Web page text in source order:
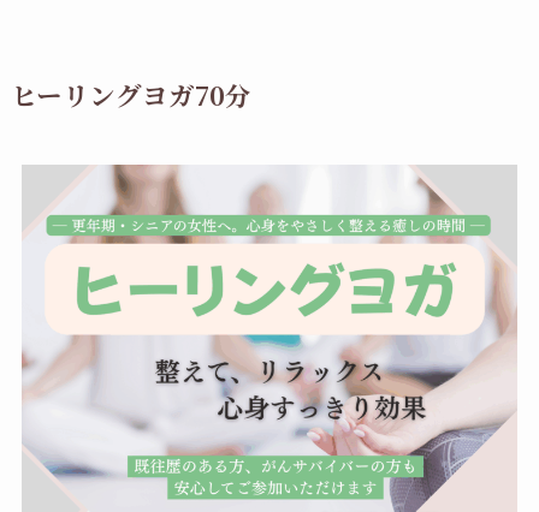
ヒーリングヨガ70分